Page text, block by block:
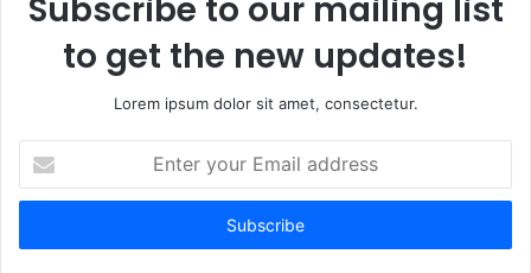
Subscribe to our mailing list
to get the new updates!
Lorem ipsum dolor sit amet, consectetur.
your
Email